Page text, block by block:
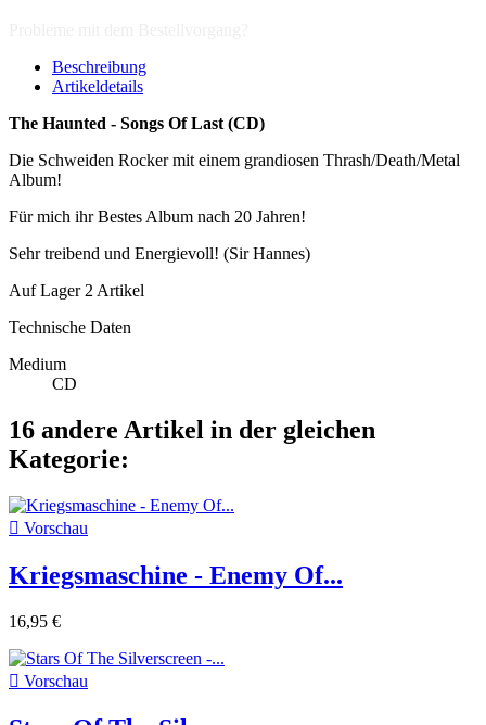
Beschreibung
Artikeldetails
The Haunted - Songs Of Last (CD)
Die Schweiden Rocker mit einem grandiosen Thrash/Death/Metal
Album!
Für mich ihr Bestes Album nach 20 Jahren!
Sehr treibend und Energievoll! (Sir Hannes)
Auf Lager 2 Artikel
Technische Daten
Medium
CD
16 andere Artikel in der gleichen
Kategorie:
 Vorschau
Kriegsmaschine - Enemy Of...
16,95 €
 Vorschau